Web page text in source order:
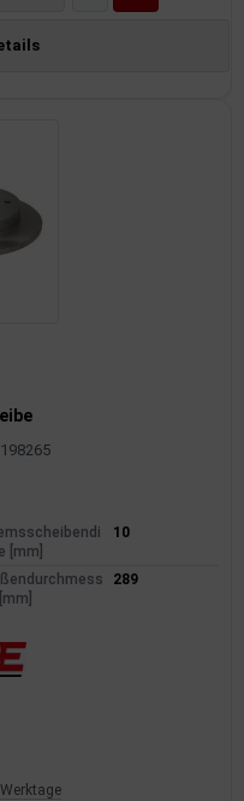
[mm]
10
289